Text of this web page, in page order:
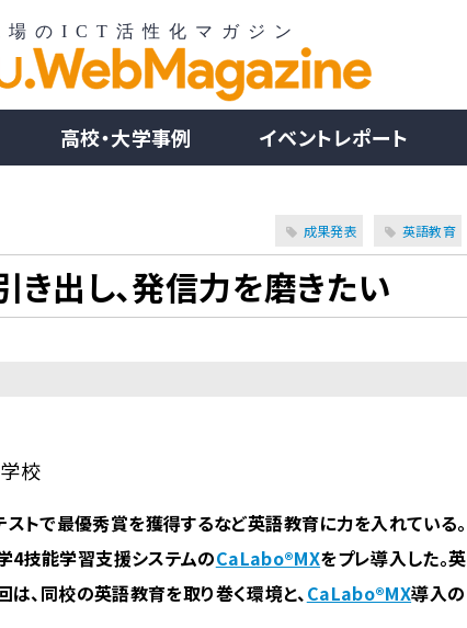
高校・大学事例 イベントレポート
成果発表 英語教育
き出し、発信力を磨きたい
校
トで最優秀賞を獲得するなど英語教育に力を入れている。
4技能学習支援システムのCaLabo®MXをプレ導入した。英
、同校の英語教育を取り巻く環境と、CaLabo®MX導入の